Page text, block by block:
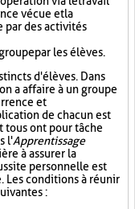
vécue et la
par des activités
par les élèves.
d'élèves. Dans
a affaire à un groupe
et
de chacun est
tous ont pour tâche
l'Apprentissage
à assurer la
personnelle est
Les conditions à réunir
: